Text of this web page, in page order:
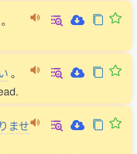
。
。
ませ